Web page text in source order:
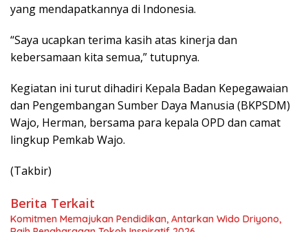
yang mendapatkannya di Indonesia.
“Saya ucapkan terima kasih atas kinerja dan
kebersamaan kita semua,” tutupnya.
Kegiatan ini turut dihadiri Kepala Badan Kepegawaian
dan Pengembangan Sumber Daya Manusia (BKPSDM)
Wajo, Herman, bersama para kepala OPD dan camat
lingkup Pemkab Wajo.
(Takbir)
Berita Terkait
Komitmen Memajukan Pendidikan, Antarkan Wido Driyono,